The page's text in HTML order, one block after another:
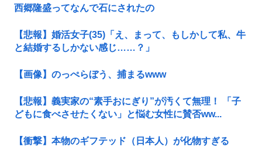
西郷隆盛ってなんで石にされたの
【悲報】婚活女子(35)「え、まって、もしかして私、牛
と結婚するしかない感じ……？」
【画像】のっぺらぼう、捕まるwww
【悲報】義実家の“素手おにぎり”が汚くて無理！ 「子
どもに食べさせたくない」と悩む女性に賛否ww...
【衝撃】本物のギフテッド（日本人）が化物すぎる